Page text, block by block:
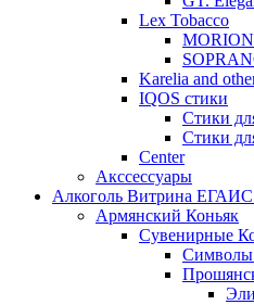
Lex Tobacco
MORION
Karelia and
IQOS стики
Стики
Стики
Сenter
Акссессуары
Алкоголь Витрина
Армянский Коньяк
Сувенирные
Символы